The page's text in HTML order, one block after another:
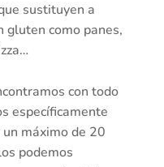
sustituyen a
gluten como panes,
con todo
específicamente
máximo de 20
podemos